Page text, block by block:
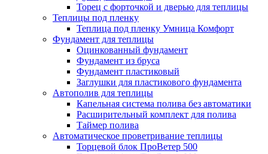
Торец с форточкой и дверью для теплицы
Теплицы под пленку
Теплица под пленку Умница Комфорт
Фундамент для теплицы
Оцинкованный фундамент
Фундамент из бруса
Фундамент пластиковый
Заглушки для пластикового фундамента
Автополив для теплицы
Капельная система полива без автоматики
Расширительный комплект для полива
Таймер полива
Автоматическое проветривание теплицы
Торцевой блок ПроВетер 500